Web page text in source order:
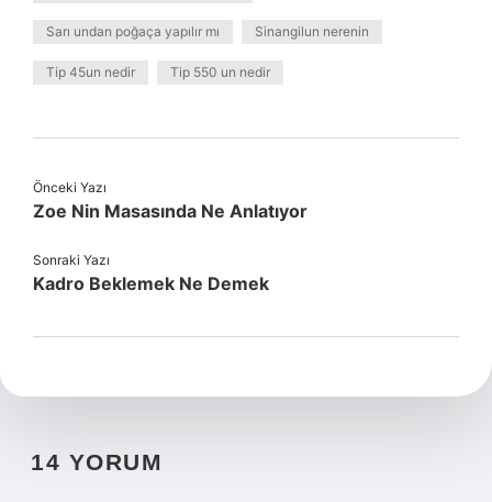
Sarı undan poğaça yapılır mı Sinangilun nerenin
Tip 45un nedir Tip 550 un nedir
Önceki Yazı
Zoe Nin Masasında Ne Anlatıyor
Sonraki Yazı
Kadro Beklemek Ne Demek
14 YORUM